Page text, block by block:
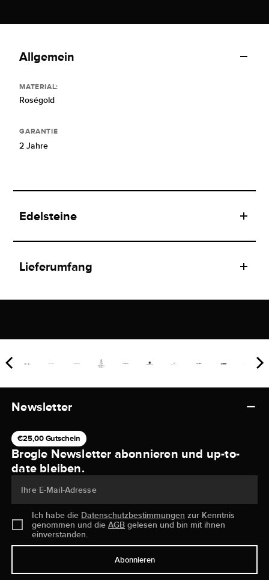
Allgemein
MATERIAL:
Roségold
GARANTIE
2 Jahre
Edelsteine
Lieferumfang
Newsletter
€25,00 Gutschein
Brogle Newsletter abonnieren und up-to-
date bleiben.
Ihre E-Mail-Adresse
Ich habe die Datenschutzbestimmungen zur Kenntnis
genommen und dieAGB gelesen und bin mit ihnen
einverstanden.
Abonnieren